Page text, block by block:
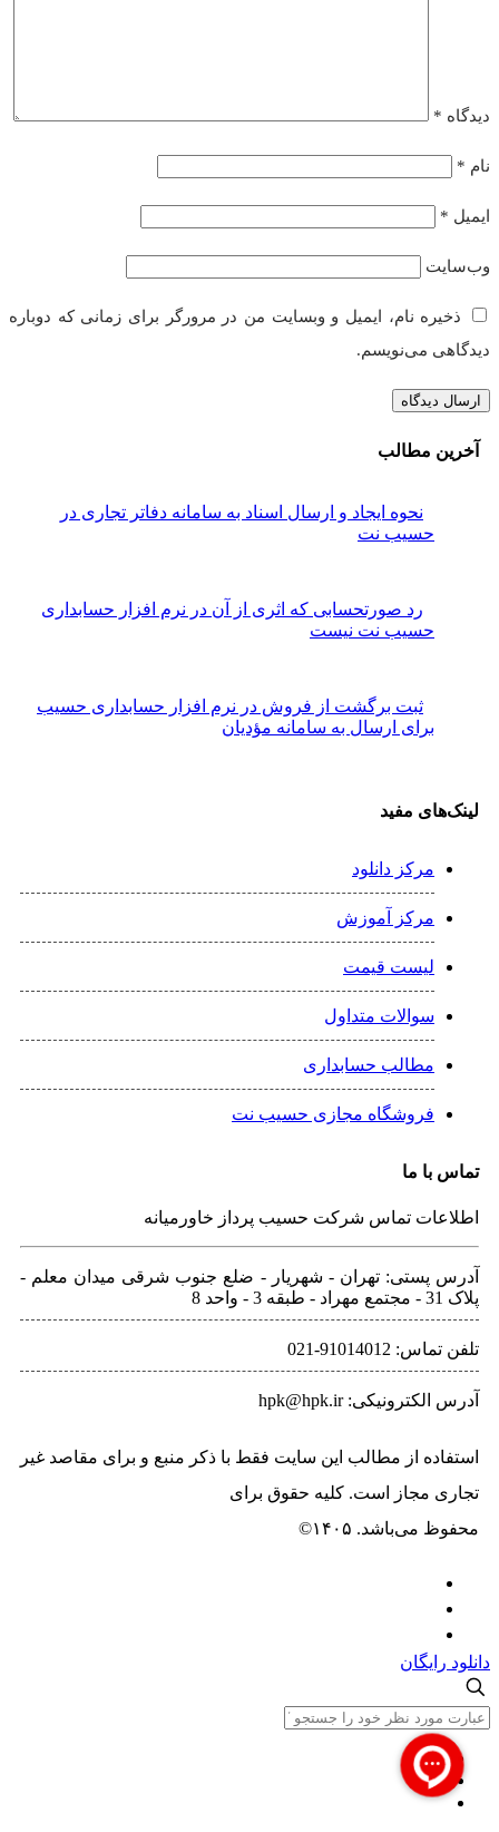
دیدگاه *
نام *
ایمیل *
وب‌سایت
ذخیره نام، ایمیل و وبسایت من در مرورگر برای زمانی که دوباره
دیدگاهی می‌نویسم.
آخرین مطالب
نحوه ایجاد و ارسال اسناد به سامانه دفاتر تجاری در
حسیب نت
رد صورتحسابی که اثری از آن در نرم افزار حسابداری
حسیب نت نیست
ثبت برگشت از فروش در نرم افزار حسابداری حسیب
برای ارسال به سامانه مؤدیان
لینک‌های مفید
مرکز دانلود
مرکز آموزش
لیست قیمت
سوالات متداول
مطالب حسابداری
فروشگاه مجازی حسیب نت
تماس با ما
اطلاعات تماس شرکت حسیب پرداز خاورمیانه
آدرس پستی: تهران - شهريار - ضلع جنوب شرقی میدان معلم -
پلاک 31 - مجتمع مهراد - طبقه 3 - واحد 8
تلفن‌ تماس: 91014012-021
آدرس الکترونیکی: hpk@hpk.ir
استفاده از مطالب این سایت فقط با ذکر منبع و برای مقاصد غیر
تجاری مجاز است. کلیه حقوق برای
محفوظ می‌باشد. ۱۴۰۵©
دانلود رایگان